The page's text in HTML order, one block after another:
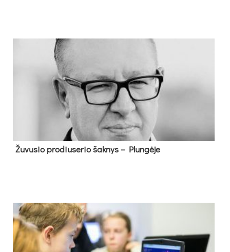
Žu­vu­sio pro­diu­se­rio šak­nys – Plun­gė­je